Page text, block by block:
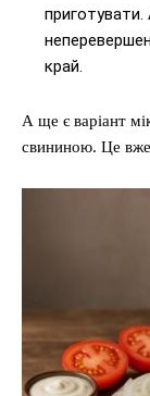
край.
А ще є варіант
свининою. Це вже